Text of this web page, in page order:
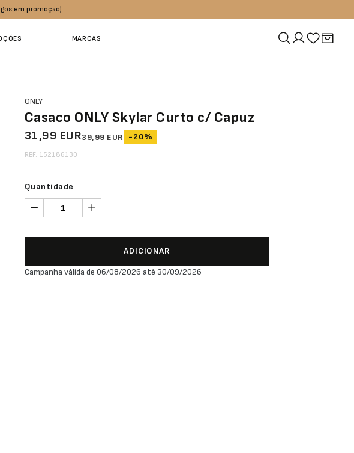
em promoção)
MARCAS
ONLY
Casaco ONLY Skylar Curto c/ Capuz
31,99 EUR39,99 EUR -20%
REF. 152186130
Quantidade
ADICIONAR
Campanha válida de 06/08/2026 até 30/09/2026